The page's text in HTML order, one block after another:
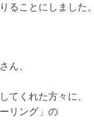
ることにしました。
ん、
てくれた方々に、
リング」の